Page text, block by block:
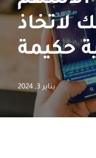
لاتخاذ
حكيمة
يناير 3, 2024